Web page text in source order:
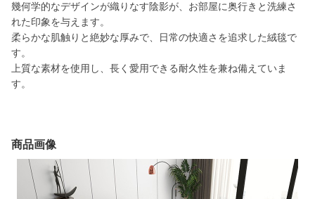
幾何学的なデザインが織りなす陰影が、お部屋に奥行きと洗練さ
れた印象を与えます。
柔らかな肌触りと絶妙な厚みで、日常の快適さを追求した絨毯で
す。
上質な素材を使用し、長く愛用できる耐久性を兼ね備えていま
す。
商品画像